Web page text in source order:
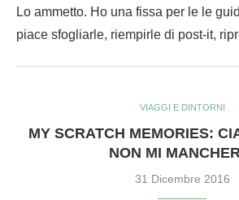
Lo ammetto. Ho una fissa per le le
piace sfogliarle, riempirle di post-it,
VIAGGI E DINTORNI
MY SCRATCH MEMORIES:
NON MI
31 Dicembre 2016